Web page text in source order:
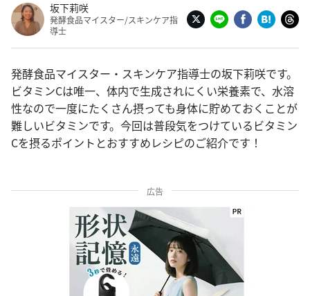
坂下莉咲
発酵食品マイスター/スキンケア指
導士
発酵食品マイスター・スキンケア指導士の坂下莉咲です。
ビタミンCは唯一、体内で生成されにくい栄養素で、水溶
性なので一度にたくさん摂っても身体に貯めておくことが
難しいビタミンです。今回は普段気をつけているビタミン
Cを摂るポイントとおすすめレシピのご紹介です！
広告